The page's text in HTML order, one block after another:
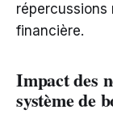
financière.
Impact des
système de